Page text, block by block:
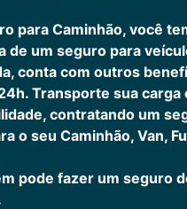
para Caminhão, você
de um seguro para
conta com outros
Transporte sua carga
contratando um
o seu Caminhão, Van,
pode fazer um seguro